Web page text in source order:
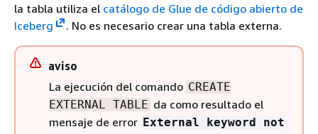
la tabla utiliza el catálogo de Glue de código abierto de
Iceberg
. No es necesario crear una tabla externa.
aviso
La ejecución del comando CREATE
EXTERNAL TABLE da como resultado el
mensaje de error External keyword not